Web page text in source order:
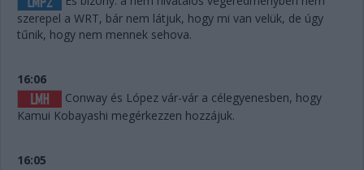
szerepel a WRT, bár nem látjuk, hogy mi van velük, de úgy
tűnik, hogy nem mennek sehova.
16:06
Conway és López vár-vár a célegyenesben, hogy
Kamui Kobayashi megérkezzen hozzájuk.
16:05